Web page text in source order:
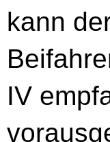
kann
IV